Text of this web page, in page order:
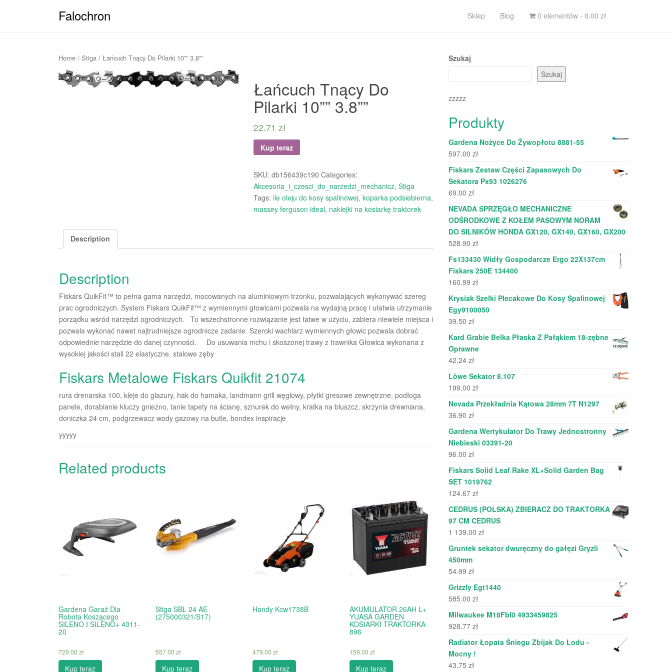
Falochron Sklep Blog 0 elementów - 0.00 zł
Home / Stiga / Łańcuch Tnący Do Pilarki 10”” 3.8””
Łańcuch Tnący Do
Pilarki 10”” 3.8””
22.71 zł
Kup teraz
SKU: db156439c190 Categories:
Akcesoria_i_czesci_do_narzedzi_mechanicz, Stiga
Tags: ile oleju do kosy spalinowej, koparka podsiebierna,
massey ferguson ideal, naklejki na kosiarkę traktorek
Description
Description
Fiskars QuikFit™ to pełna gama narzędzi, mocowanych na aluminiowym trzonku, pozwalających wykonywać szereg
prac ogrodniczych. System Fiskars QuikFit™ z wymiennymi głowicami pozwala na wydajną pracę i ułatwia utrzymanie
porządku wśród narzędzi ogrodniczych. To wszechstronne rozwiązanie jest łatwe w użyciu, zabiera niewiele miejsca i
pozwala wykonać nawet najtrudniejsze ogrodnicze zadanie. Szeroki wachlarz wymiennych głowic pozwala dobrać
odpowiednie narzędzie do danej czynności. Do usuwania mchu i skoszonej trawy z trawnika Głowica wykonana z
wysokiej jakości stali 22 elastyczne, stalowe zęby
Fiskars Metalowe Fiskars Quikfit 21074
rura drenarska 100, kleje do glazury, hak do hamaka, landmann grill węglowy, płytki gresowe zewnętrzne, podłoga
panele, dorabianie kluczy gniezno, tanie tapety na ścianę, sznurek do wełny, kratka na bluszcz, skrzynia drewniana,
doniczka 24 cm, podgrzewacz wody gazowy na butle, bondex inspiracje
yyyyy
Related products
Gardena Garaż Dla
Robota Koszącego
SILENO I SILENO+ 4011-
20
729.00 zł
Kup teraz
Stiga SBL 24 AE
(275000321/S17)
557.00 zł
Kup teraz
Handy Kcw1738B
479.00 zł
Kup teraz
AKUMULATOR 26AH L+
YUASA GARDEN
KOSIARKI TRAKTORKA
896
159.00 zł
Kup teraz
Szukaj
Szukaj
zzzzz
Produkty
Gardena Nożyce Do Żywopłotu 8881-55
597.00 zł
Fiskars Zestaw Części Zapasowych Do
Sekatora Px93 1026276
69.00 zł
NEVADA SPRZĘGŁO MECHANICZNE
ODŚRODKOWE Z KOŁEM PASOWYM NORAM
DO SILNIKÓW HONDA GX120, GX140, GX160, GX200
528.90 zł
Fs133430 Widły Gospodarcze Ergo 22X137cm
Fiskars 250E 134400
160.99 zł
Krysiak Szelki Plecakowe Do Kosy Spalinowej
Egy9100050
39.50 zł
Kard Grabie Belka Płaska Z Pałąkiem 18-zębne
Oprawne
42.24 zł
Löwe Sekator 8.107
199.00 zł
Nevada Przekładnia Kątowa 28mm 7T N1297
36.90 zł
Gardena Wertykulator Do Trawy Jednostronny
Niebieski 03391-20
96.00 zł
Fiskars Solid Leaf Rake XL+Solid Garden Bag
SET 1019762
124.67 zł
CEDRUS (POLSKA) ZBIERACZ DO TRAKTORKA
97 CM CEDRUS
1 139.00 zł
Gruntek sekator dwuręczny do gałęzi Gryzli
450mm
54.99 zł
Grizzly Egt1440
585.00 zł
Milwaukee M18Fbl0 4933459825
928.77 zł
Radiator Łopata Śniegu Zbijak Do Lodu -
Mocny !
43.75 zł